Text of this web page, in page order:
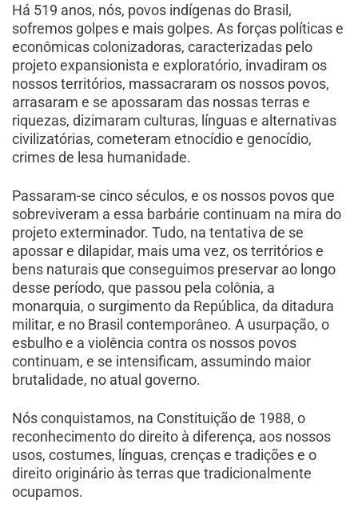
Há 519 anos, nós, povos indígenas do Brasil,
sofremos golpes e mais golpes. As forças políticas e
econômicas colonizadoras, caracterizadas pelo
projeto expansionista e exploratório, invadiram os
nossos territórios, massacraram os nossos povos,
arrasaram e se apossaram das nossas terras e
riquezas, dizimaram culturas, línguas e alternativas
civilizatórias, cometeram etnocídio e genocídio,
crimes de lesa humanidade.
Passaram-se cinco séculos, e os nossos povos que
sobreviveram a essa barbárie continuam na mira do
projeto exterminador. Tudo, na tentativa de se
apossar e dilapidar, mais uma vez, os territórios e
bens naturais que conseguimos preservar ao longo
desse período, que passou pela colônia, a
monarquia, o surgimento da República, da ditadura
militar, e no Brasil contemporâneo. A usurpação, o
esbulho e a violência contra os nossos povos
continuam, e se intensificam, assumindo maior
brutalidade, no atual governo.
Nós conquistamos, na Constituição de 1988, o
reconhecimento do direito à diferença, aos nossos
usos, costumes, línguas, crenças e tradições e o
direito originário às terras que tradicionalmente
ocupamos.